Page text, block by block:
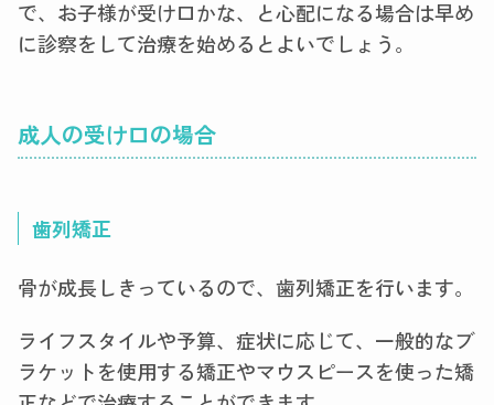
で、お子様が受け口かな、と心配になる場合は早め
に診察をして治療を始めるとよいでしょう。
成人の受け口の場合
歯列矯正
骨が成長しきっているので、歯列矯正を行います。
ライフスタイルや予算、症状に応じて、一般的なブ
ラケットを使用する矯正やマウスピースを使った矯